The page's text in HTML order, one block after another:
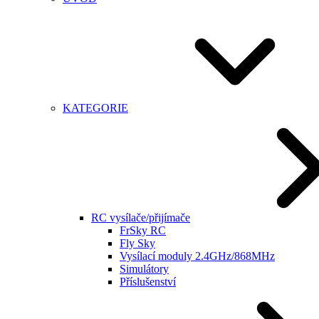
KATEGORIE
RC vysílače/přijímače
FrSky RC
Fly Sky
Vysílací moduly 2.4GHz/868MHz
Simulátory
Příslušenství